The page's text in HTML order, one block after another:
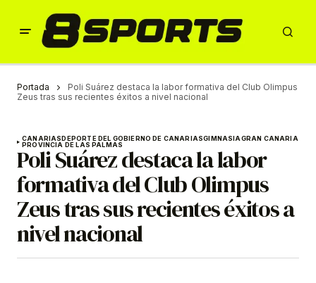
Portada
Poli Suárez destaca la labor formativa del Club Olimpus
Zeus tras sus recientes éxitos a nivel nacional
CANARIASDEPORTE DEL GOBIERNO DE CANARIASGIMNASIAGRAN CANARIA
PROVINCIA DE LAS PALMAS
Poli Suárez destaca la labor
formativa del Club Olimpus
Zeus tras sus recientes éxitos a
nivel nacional